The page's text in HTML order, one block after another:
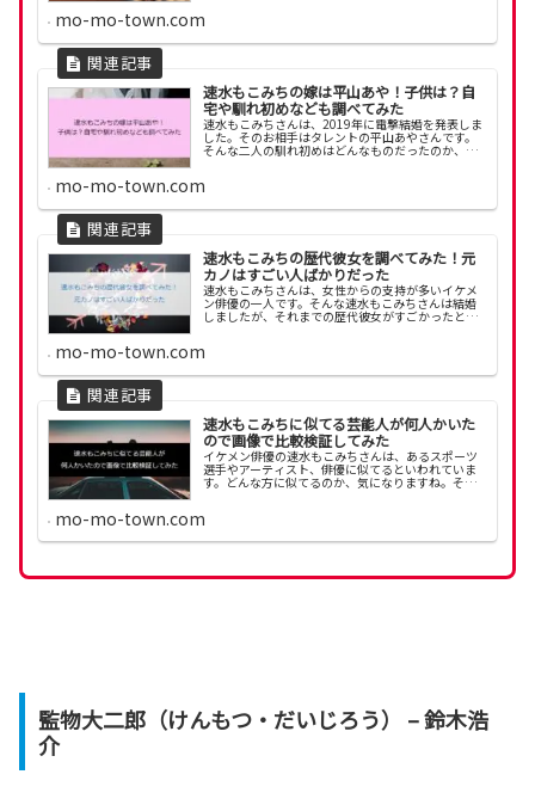
mo-mo-town.com
速水もこみちの嫁は平山あや！子供は？自
宅や馴れ初めなども調べてみた
速水もこみちさんは、2019年に電撃結婚を発表しま
した。そのお相手はタレントの平山あやさんです。
そんな二人の馴れ初めはどんなものだったのか、子
供は何人いるのか？速水もこみちさんと平山あやさ
mo-mo-town.com
速水もこみちの歴代彼女を調べてみた！元
カノはすごい人ばかりだった
速水もこみちさんは、女性からの支持が多いイケメ
ン俳優の一人です。そんな速水もこみちさんは結婚
しましたが、それまでの歴代彼女がすごかったと言
われています。速水もこみちさんが噂された歴代の
きました！
mo-mo-town.com
速水もこみちに似てる芸能人が何人かいた
ので画像で比較検証してみた
イケメン俳優の速水もこみちさんは、あるスポーツ
選手やアーティスト、俳優に似てるといわれていま
す。どんな方に似てるのか、気になりますね。そこ
mo-mo-town.com
監物大二郎（けんもつ・だいじろう） – 鈴木浩
介